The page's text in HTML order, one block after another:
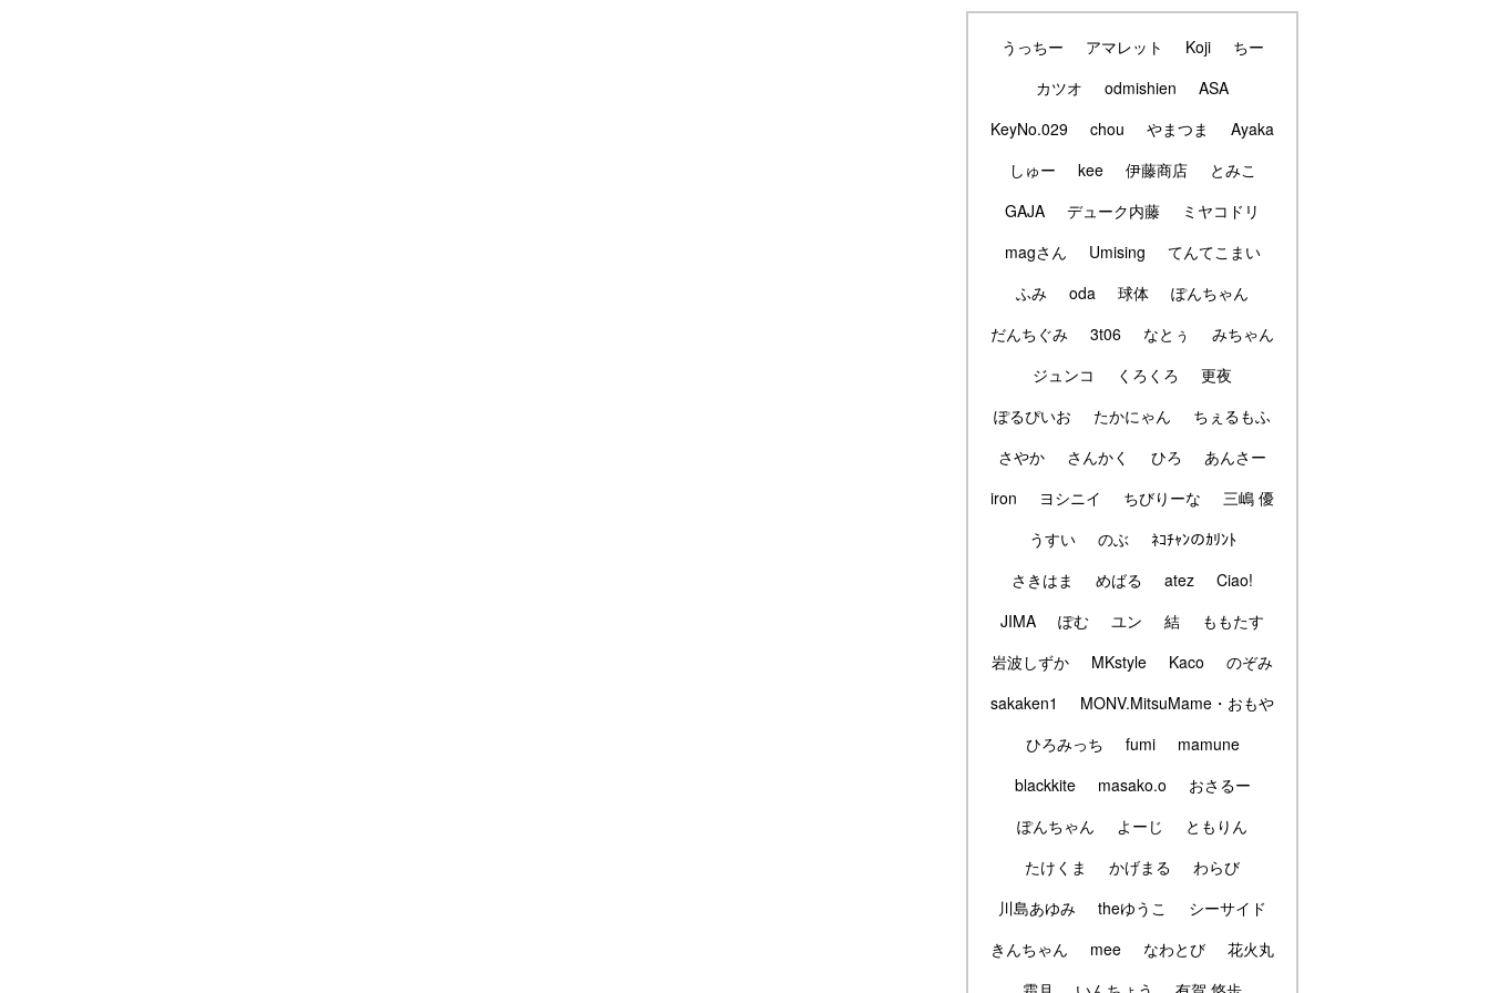
うっちー アマレット Koji
ちー
カツオ
odmishien
ASA
KeyNo.029
chou やまつま
Ayaka
しゅー
kee 伊藤商店
とみこ
GAJA
デューク内藤
ミヤコドリ
magさん
Umising
てんてこまい
ふみ
oda 球体
ぽんちゃん
だんちぐみ
3t06 なとぅ
みちゃん
ジュンコ
くろくろ
更夜
ぽるぴいお
たかにゃん
ちぇるもふ
さやか
さんかく ひろ
あんさー
iron
ヨシニイ ちびりーな
三嶋 優
うすい
のぶ
ﾈｺﾁｬﾝのｶﾘﾝﾄ
さきはま
めばる atez
Ciao!
JIMA
ぽむ ユン 結
ももたす
岩波しずか
MKstyle Kaco
のぞみ
sakaken1
MONV.MitsuMame・おもや
ひろみっち
fumi
mamune
blackkite
masako.o
おさるー
ぽんちゃん
よーじ
ともりん
たけくま
かげまる
わらび
川島あゆみ
theゆうこ
シーサイド
きんちゃん
mee なわとび
花火丸